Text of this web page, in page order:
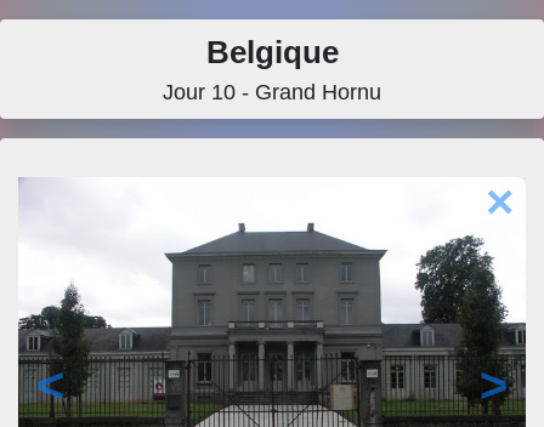
Belgique
Jour 10 - Grand Hornu
×
< >